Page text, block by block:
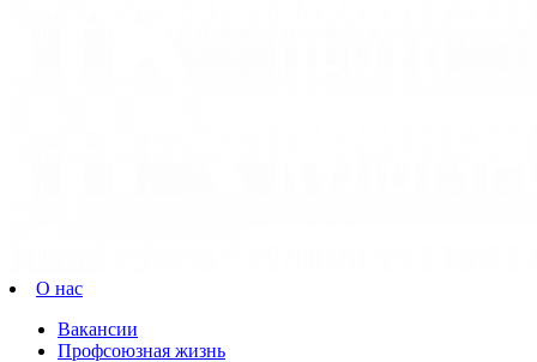
О нас
Вакансии
Профсоюзная жизнь